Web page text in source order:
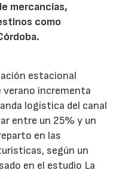
mercancías,
como
estacional
verano incrementa
logística del canal
entre un 25% y un
en las
según un
en el estudio La